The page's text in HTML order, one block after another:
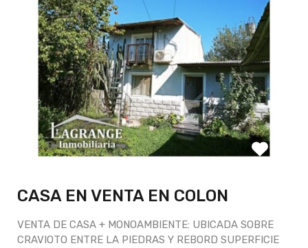
CASA EN VENTA EN COLON
VENTA DE CASA + MONOAMBIENTE: UBICADA SOBRE
CRAVIOTO ENTRE LA PIEDRAS Y REBORD SUPERFICIE